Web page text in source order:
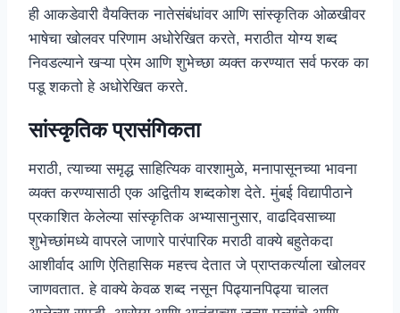
ही आकडेवारी वैयक्तिक नातेसंबंधांवर आणि सांस्कृतिक ओळखीवर
भाषेचा खोलवर परिणाम अधोरेखित करते, मराठीत योग्य शब्द
निवडल्याने खऱ्या प्रेम आणि शुभेच्छा व्यक्त करण्यात सर्व फरक का
पडू शकतो हे अधोरेखित करते.
सांस्कृतिक प्रासंगिकता
मराठी, त्याच्या समृद्ध साहित्यिक वारशामुळे, मनापासूनच्या भावना
व्यक्त करण्यासाठी एक अद्वितीय शब्दकोश देते. मुंबई विद्यापीठाने
प्रकाशित केलेल्या सांस्कृतिक अभ्यासानुसार, वाढदिवसाच्या
शुभेच्छांमध्ये वापरले जाणारे पारंपारिक मराठी वाक्ये बहुतेकदा
आशीर्वाद आणि ऐतिहासिक महत्त्व देतात जे प्राप्तकर्त्याला खोलवर
जाणवतात. हे वाक्ये केवळ शब्द नसून पिढ्यानपिढ्या चालत